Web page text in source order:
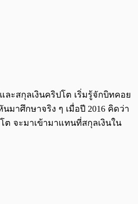
ะสกุลเงินคริปโต เริ่มรู้จักบิทคอย
นมาศึกษาจริง ๆ เมื่อปี 2016 คิดว่า
ต จะมาเข้ามาแทนที่สกุลเงินใน